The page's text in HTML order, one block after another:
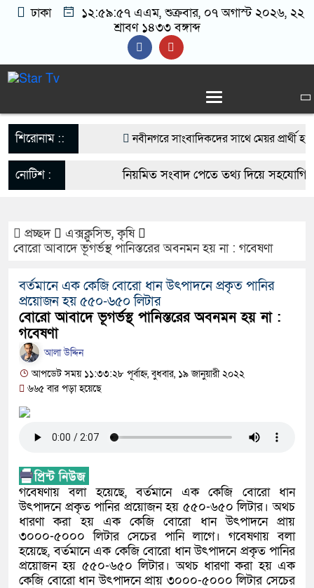
ঢাকা ১২:৫৯:৫৮ এএম, শুক্রবার, ০৭ অগাস্ট ২০২৬, ২২
শ্রাবণ ১৪৩৩ বঙ্গাব্দ
শিরোনাম ::
নবীনগরে সাংবাদিকদের সাথে মেয়র প্রার্থী
বিএনপি নেতা মাসুদ রানা’র মতবিনিময়
আটক
নবীনগরে সন্ত্রাসীদের হামলায় র‍্যাবের ৩
গ্রেফতার ৫
নবীনগরের খাগাতুয়া গ্রামে তিন র‍্যাব সদস্য
ভাই গ্রেফতার
নবীনগরে অটোরিকশা চালককে কুপিয়েছে
প্রধান আসামি
নবীনগরে ধান মাড়াই মেশিনে শ্রমিকের হাতের
নবীনগরে জনবান্ধব তিন সিদ্ধান্তের প্রশংসায়
মান্নান
নোটিশ :
নিয়মিত সংবাদ পেতে তথ্য দিয়ে
প্রচ্ছদ
এক্সক্লুসিভ,কৃষি
বোরো আবাদে ভূগর্ভস্থ পানিস্তরের অবনমন হয় না : গবেষণা
বর্তমানে এক কেজি বোরো ধান উৎপাদনে প্রকৃত পানির
প্রয়োজন হয় ৫৫০-৬৫০ লিটার
বোরো আবাদে ভূগর্ভস্থ পানিস্তরের অবনমন হয় না :
গবেষণা
আলা উদ্দিন
আপডেট সময় ১১:৩৩:২৮ পূর্বাহ্ন, বুধবার, ১৯ জানুয়ারী ২০২২
৬৬৫ বার পড়া হয়েছে
গবেষণায় বলা হয়েছে, বর্তমানে এক কেজি বোরো ধান
উৎপাদনে প্রকৃত পানির প্রয়োজন হয় ৫৫০-৬৫০ লিটার। অথচ
ধারণা করা হয় এক কেজি বোরো ধান উৎপাদনে প্রায়
৩০০০-৫০০০ লিটার সেচের পানি লাগে। গবেষণায় বলা
হয়েছে, বর্তমানে এক কেজি বোরো ধান উৎপাদনে প্রকৃত পানির
প্রয়োজন হয় ৫৫০-৬৫০ লিটার। অথচ ধারণা করা হয় এক
কেজি বোরো ধান উৎপাদনে প্রায় ৩০০০-৫০০০ লিটার সেচের